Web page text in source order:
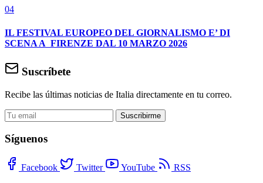
04
IL FESTIVAL EUROPEO DEL GIORNALISMO E’ DI
SCENA A FIRENZE DAL 10 MARZO 2026
Suscríbete
Recibe las últimas noticias de Italia directamente en tu correo.
Suscribirme
Síguenos
Facebook Twitter YouTube RSS